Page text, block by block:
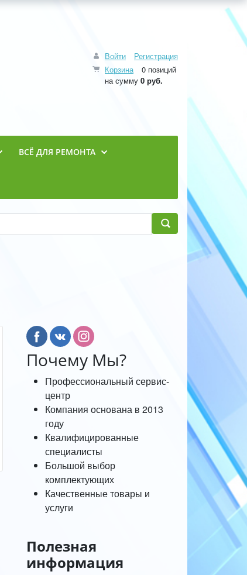
Войти
Регистрация
Корзина
0 позиций
на сумму 0 руб.
ВСЁ ДЛЯ РЕМОНТА
Почему Мы?
Профессиональный сервис-
центр
Компания основана в 2013
году
Квалифицированные
специалисты
Большой выбор
комплектующих
Качественные товары и
услуги
Полезная
информация